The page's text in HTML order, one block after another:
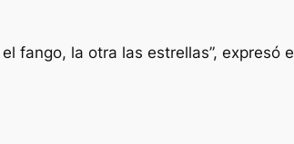
fango, la otra las estrellas”, expresó